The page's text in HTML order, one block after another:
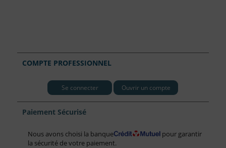
COMPTE PROFESSIONNEL
Se connecter Ouvrir un compte
Paiement Sécurisé
Nous avons choisi la banque
pour garantir
la sécurité de votre paiement.